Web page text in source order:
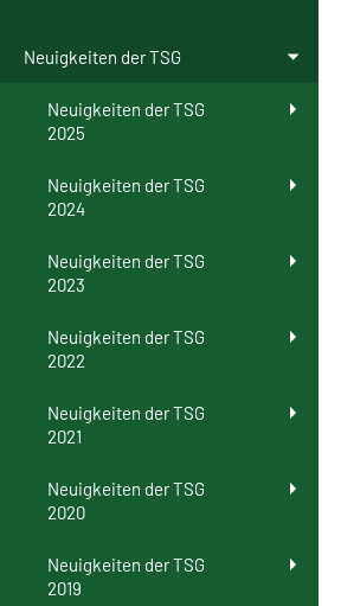
Neuigkeiten der TSG
Neuigkeiten der TSG
2025
Neuigkeiten der TSG
2024
Neuigkeiten der TSG
2023
Neuigkeiten der TSG
2022
Neuigkeiten der TSG
2021
Neuigkeiten der TSG
2020
Neuigkeiten der TSG
2019